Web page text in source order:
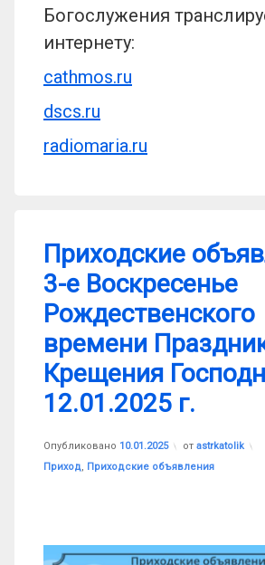
Богослужения
интернету:
cathmos.ru
dscs.ru
radiomaria.ru
Приходские
3-е Воскресенье
Рождественского
времени
Крещения
12.01.2025 г.
Опубликовано 10.01.2025
Обновлено на
от astrkatolik
Рубрики:
Приход, Приходские объявления